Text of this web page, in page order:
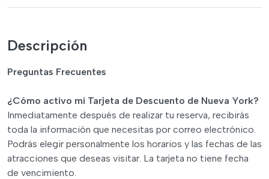
Descripción
Preguntas Frecuentes
¿Cómo activo mi Tarjeta de Descuento de Nueva York?
Inmediatamente después de realizar tu reserva, recibirás
toda la información que necesitas por correo electrónico.
Podrás elegir personalmente los horarios y las fechas de las
atracciones que deseas visitar. La tarjeta no tiene fecha
de vencimiento.